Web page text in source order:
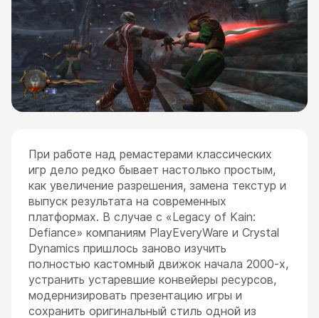
При работе над ремастерами классических
игр дело редко бывает настолько простым,
как увеличение разрешения, замена текстур и
выпуск результата на современных
платформах. В случае с «Legacy of Kain:
Defiance» компаниям PlayEveryWare и Crystal
Dynamics пришлось заново изучить
полностью кастомный движок начала 2000-х,
устранить устаревшие конвейеры ресурсов,
модернизировать презентацию игры и
сохранить оригинальный стиль одной из